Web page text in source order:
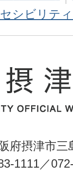
シビリテ
府摂津市三
1111／